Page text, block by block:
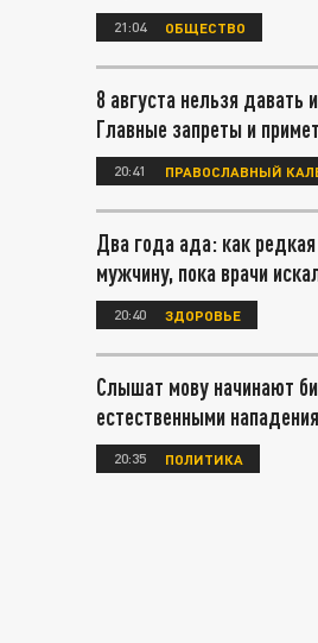
21:04 ОБЩЕСТВО
8 августа нельзя давать
Главные запреты и
20:41 ПРАВОСЛАВНЫЙ
Два года ада: как
мужчину, пока врачи
20:40 ЗДОРОВЬЕ
Слышат мову начинают
естественными
20:35 ПОЛИТИКА